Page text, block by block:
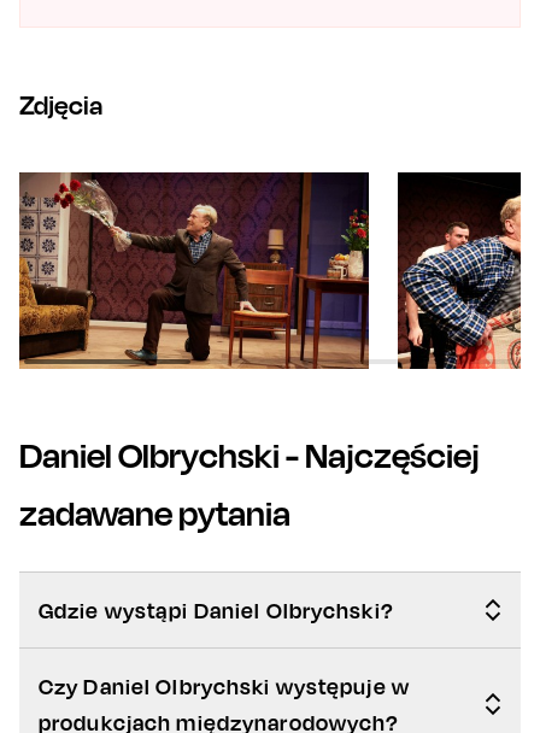
Zdjęcia
Daniel Olbrychski- Najczęściej
zadawane pytania
Gdzie wystąpi Daniel Olbrychski?
Czy Daniel Olbrychski występuje w
produkcjach międzynarodowych?